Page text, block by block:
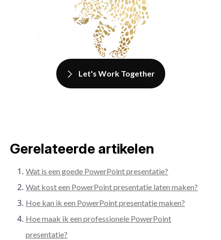
Let's Work Together
Gerelateerde artikelen
Wat is een goede PowerPoint presentatie?
Wat kost een PowerPoint presentatie laten maken?
Hoe kan ik een PowerPoint presentatie maken?
Hoe maak ik een professionele PowerPoint
presentatie?